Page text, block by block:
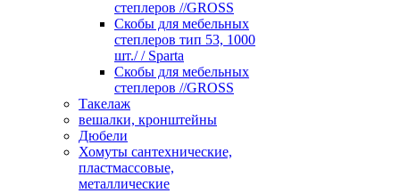
степлеров //GROSS
Скобы для мебельных
степлеров тип 53, 1000
шт./ / Sparta
Скобы для мебельных
степлеров //GROSS
Такелаж
вешалки, кронштейны
Дюбели
Хомуты сантехнические,
пластмассовые,
металлические